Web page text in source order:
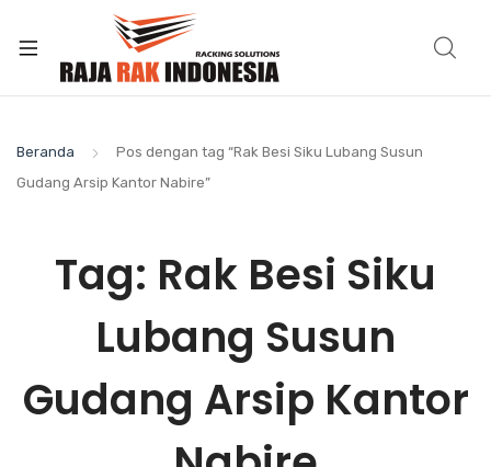
Beranda
Pos dengan tag “Rak Besi Siku Lubang Susun
Gudang Arsip Kantor Nabire”
Tag: Rak Besi Siku
Lubang Susun
Gudang Arsip Kantor